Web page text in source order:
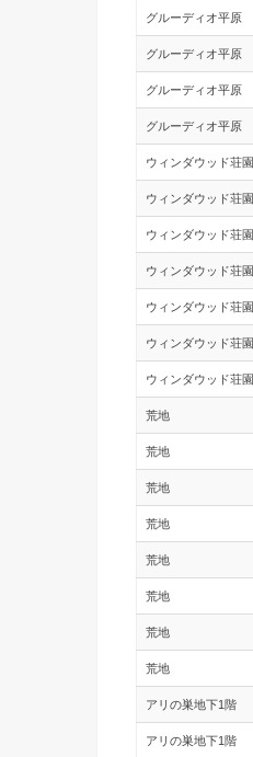
グルーディオ平原
グルーディオ平原
グルーディオ平原
グルーディオ平原
ウィンダウッド荘園
ウィンダウッド荘園
ウィンダウッド荘園
ウィンダウッド荘園
ウィンダウッド荘園
ウィンダウッド荘園
ウィンダウッド荘園
荒地
荒地
荒地
荒地
荒地
荒地
荒地
荒地
アリの巣地下1階
アリの巣地下1階